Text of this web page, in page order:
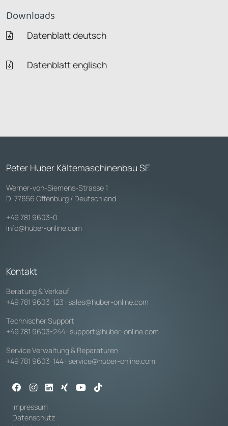
Downloads
Datenblatt deutsch
Datenblatt englisch
Peter Huber Kältemaschinenbau SE
Werner-von-Siemens-Strasse 1
D-77656 Offenburg / Deutschland
+49 781 9603-0
info@huber-online.com
Kontakt
Beratung & Verkauf
+49 781 9603-123 · sales@huber-online.com
Technischer Support
+49 781 9603-244 · support@huber-online.com
Service Verwaltung & Reparaturen
+49 781 9603-144 · service@huber-online.com
Impressum
Datenschutz